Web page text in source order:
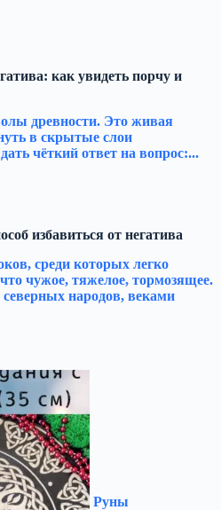
как увидеть порчу и
древности. Это живая
в скрытые слои
чёткий ответ на вопрос:...
избавиться от негатива
среди которых легко
чужое, тяжелое, тормозящее.
народов, веками
Руны